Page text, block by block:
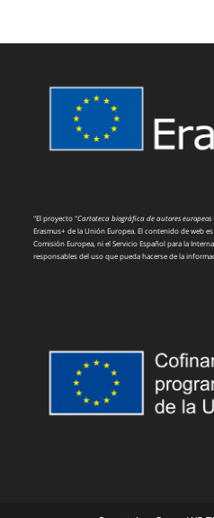
"El proyecto "Cartoteca biográfica de autores europeos
Erasmus+ de la Unión Europea. El contenido de web
Comisión Europea, ni el Servicio Español para la
responsables del uso que pueda hacerse de la